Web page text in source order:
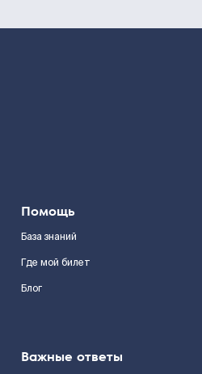
Помощь
База знаний
Где мой билет
Блог
Важные ответы